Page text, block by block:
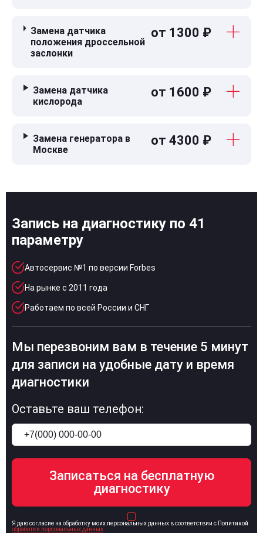
Замена датчика
положения дроссельной
заслонки
от 1300 ₽
Замена датчика
кислорода
от 1600 ₽
Замена генератора в
Москве
от 4300 ₽
Запись на диагностику по 41
параметру
Автосервис №1 по версии Forbes
На рынке с 2011 года
Работаем по всей России и СНГ
Мы перезвоним вам в течение 5 минут
для записи на удобные дату и время
диагностики
Оставьте ваш телефон:
Я даю согласие на обработку моих персональных данных в соответствии с Политикой
обработки персональных данных